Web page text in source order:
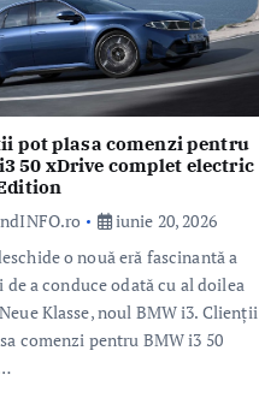
pot plasa comenzi pentru
50 xDrive complet electric
iunie 20, 2026
o nouă eră fascinantă a
de a conduce odată cu al doilea
Klasse, noul BMW i3. Clienții
comenzi pentru BMW i3 50